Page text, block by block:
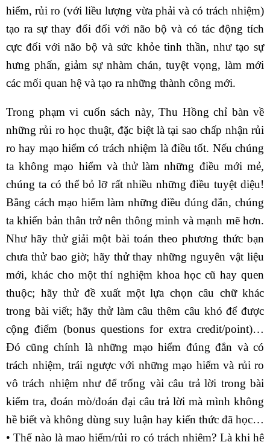
hiểm, rủi ro (với liều lượng vừa phải và có trách nhiệm)
tạo ra sự thay đổi đối với não bộ và có tác động tích
cực đối với não bộ và sức khỏe tinh thần, như tạo sự
hưng phấn, giảm sự nhàm chán, tuyệt vọng, làm mới
các mối quan hệ và tạo ra những thành công mới.
Trong phạm vi cuốn sách này, Thu Hồng chỉ bàn về
những rủi ro học thuật, đặc biệt là tại sao chấp nhận rủi
ro hay mạo hiểm có trách nhiệm là điều tốt. Nếu chúng
ta không mạo hiểm và thử làm những điều mới mẻ,
chúng ta có thể bỏ lỡ rất nhiều những điều tuyệt diệu!
Bằng cách mạo hiểm làm những điều đúng đắn, chúng
ta khiến bản thân trở nên thông minh và mạnh mẽ hơn.
Như hãy thử giải một bài toán theo phương thức bạn
chưa thử bao giờ; hãy thử thay những nguyên vật liệu
mới, khác cho một thí nghiệm khoa học cũ hay quen
thuộc; hãy thử đề xuất một lựa chọn câu chữ khác
trong bài viết; hãy thử làm câu thêm câu khó để được
cộng điểm (bonus questions for extra credit/point)…
Đó cũng chính là những mạo hiểm đúng đắn và có
trách nhiệm, trái ngược với những mạo hiểm và rủi ro
vô trách nhiệm như để trống vài câu trả lời trong bài
kiểm tra, đoán mò/đoán đại câu trả lời mà mình không
hề biết và không dùng suy luận hay kiến thức đã học…
• Thế nào là mạo hiểm/rủi ro có trách nhiệm? Là khi hệ